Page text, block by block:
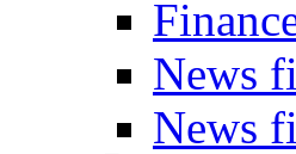
News
News